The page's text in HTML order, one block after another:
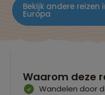
Bekijk andere reizen
Europa
Waarom deze
Wandelen door